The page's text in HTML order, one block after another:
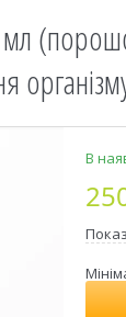
мл
В